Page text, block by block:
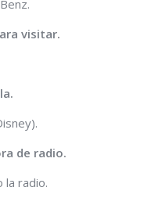
visitar.
de radio.
la radio.